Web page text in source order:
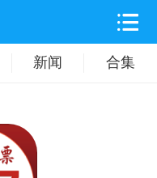
新闻 合集
游出行
尚购物